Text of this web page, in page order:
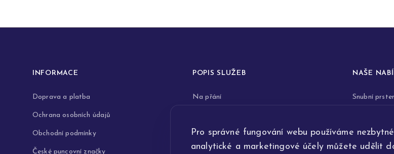
Pro správné fungování webu používáme
analytické a marketingové účely můžete udělit
INFORMACE
Doprava a platba
Ochrana osobních údajů
Obchodní podmínky
České puncovní značky
POPIS SLUŽEB
Na přání
Opravy a renovace šperků
Výkup zlata
NAŠE
Snubní
Šperky
Na přání